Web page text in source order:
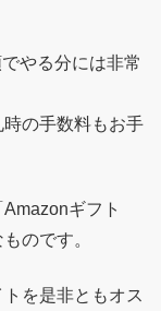
やる分には非常
の手数料もお手
ギフト
のです。
を是非ともオス